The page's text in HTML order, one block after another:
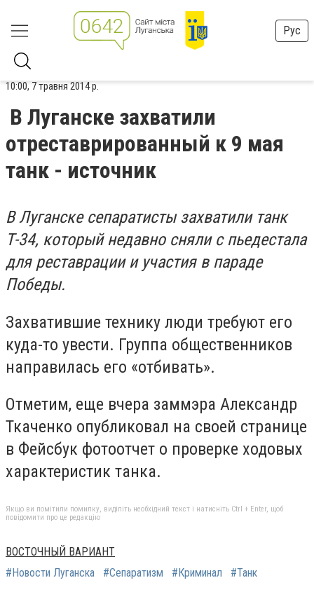
Рус
10:00, 7 травня 2014 р.
В Луганске захватили
отреставрированный к 9 мая
танк - источник
В Луганске сепаратисты захватили танк
Т-34, который недавно сняли с пьедестала
для реставрации и участия в параде
Победы.
Захватившие технику люди требуют его
куда-то увести. Группа общественников
направилась его «отбивать».
Отметим, еще вчера заммэра Александр
Ткаченко опубликовал на своей странице
в Фейсбук фотоотчет о проверке ходовых
характеристик танка.
Якщо ви помітили помилку, виділіть необхідний текст і натисніть Ctrl + Enter, щоб
повідомити про це редакцію
ВОСТОЧНЫЙ ВАРИАНТ
#Новости Луганска
#Сепаратизм #Криминал #Танк